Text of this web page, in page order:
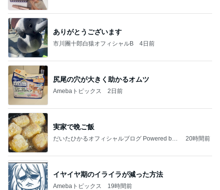
ありがとうございます
市川團十郎白猿オフィシャルB 4日前
尻尾の穴が大きく助かるオムツ
Amebaトピックス 2日前
実家で晩ご飯
だいたひかるオフィシャルブログ Powered by
20時間前
イヤイヤ期のイライラが減った方法
Amebaトピックス 19時間前